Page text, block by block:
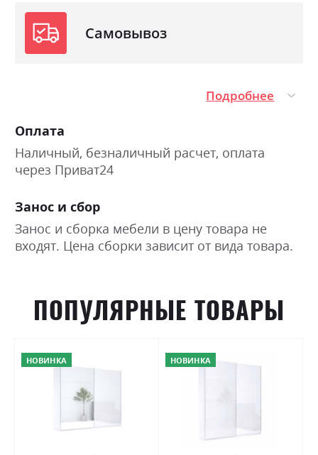
Самовывоз
Подробнее
Оплата
Наличный, безналичный расчет, оплата
через Приват24
Занос и сбор
Занос и сборка мебели в цену товара не
входят. Цена сборки зависит от вида товара.
ПОПУЛЯРНЫЕ ТОВАРЫ
НОВИНКА НОВИНКА